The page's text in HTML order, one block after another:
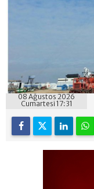
08 Ağustos 2026
Cumartesi 17:31